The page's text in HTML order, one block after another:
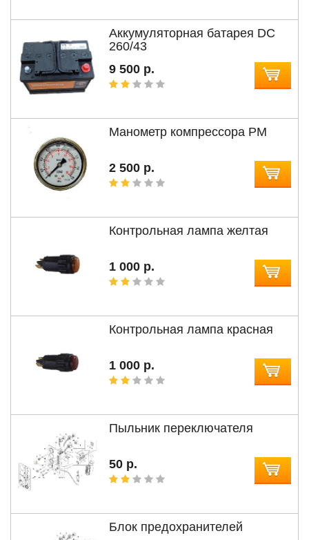
Аккумуляторная батарея DC
260/43
9 500 р.
Манометр компрессора РМ
2 500 р.
Контрольная лампа желтая
1 000 р.
Контрольная лампа красная
1 000 р.
Пыльник переключателя
50 р.
Блок предохранителей